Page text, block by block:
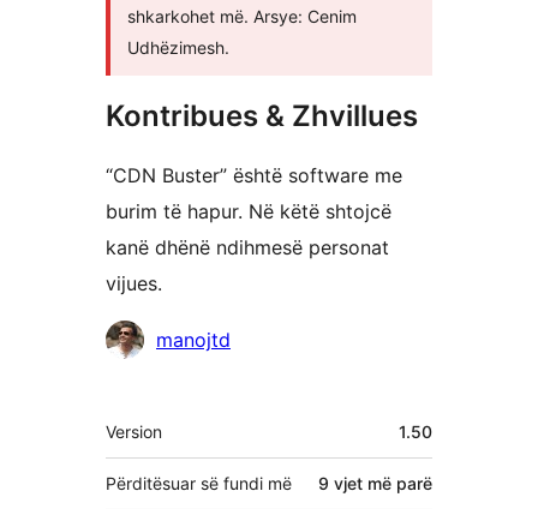
shkarkohet më. Arsye: Cenim
Udhëzimesh.
Kontribues & Zhvillues
“CDN Buster” është software me
burim të hapur. Në këtë shtojcë
kanë dhënë ndihmesë personat
vijues.
Kontribues
manojtd
Të
tjera
Version 1.50
Përditësuar së fundi më 9 vjet më parë